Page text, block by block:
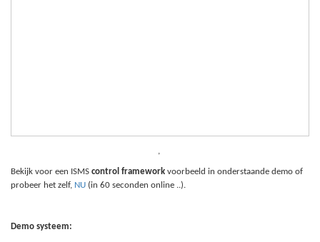
,
Bekijk voor een ISMS control framework voorbeeld in onderstaande demo of
probeer het zelf, NU (in 60 seconden online ..).
Demo systeem: